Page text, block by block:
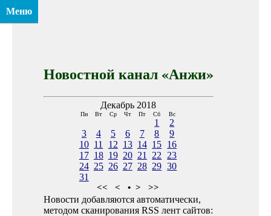
Меню
Новостной канал «Анжи»
Декабрь 2018
Пн Вт Ср Чт Пт Сб Вс
1
2
3
4 5 6 7 8
9
10 11 12 13 14 15 16
17 18 19 20 21 22
23
24 25 26 27 28 29 30
31
<< < • > >>
Новости добавляются автоматически,
методом сканирования RSS лент сайтов: